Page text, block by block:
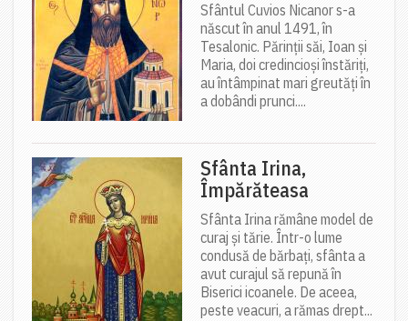
Sfântul Cuvios Nicanor s-a
născut în anul 1491, în
Tesalonic. Părinții săi, Ioan și
Maria, doi credincioși înstăriți,
au întâmpinat mari greutăți în
a dobândi prunci....
Sfânta Irina,
Împărăteasa
Sfânta Irina rămâne model de
curaj și tărie. Într-o lume
condusă de bărbați, sfânta a
avut curajul să repună în
Biserici icoanele. De aceea,
peste veacuri, a rămas drept...